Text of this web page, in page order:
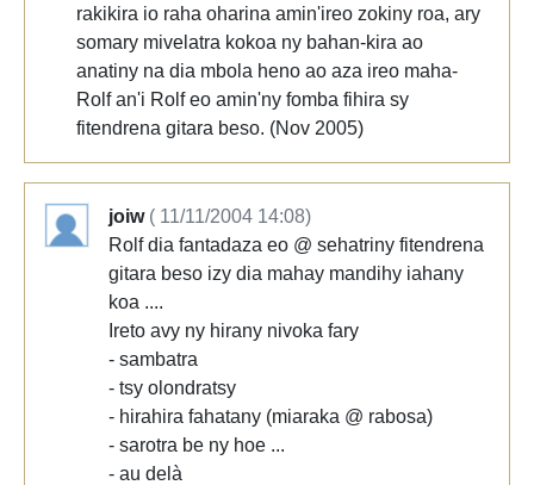
rakikira io raha oharina amin'ireo zokiny roa, ary
somary mivelatra kokoa ny bahan-kira ao
anatiny na dia mbola heno ao aza ireo maha-
Rolf an'i Rolf eo amin'ny fomba fihira sy
fitendrena gitara beso. (Nov 2005)
joiw ( 11/11/2004 14:08)
Rolf dia fantadaza eo @ sehatriny fitendrena
gitara beso izy dia mahay mandihy iahany
koa ....
Ireto avy ny hirany nivoka fary
- sambatra
- tsy olondratsy
- hirahira fahatany (miaraka @ rabosa)
- sarotra be ny hoe ...
- au delà